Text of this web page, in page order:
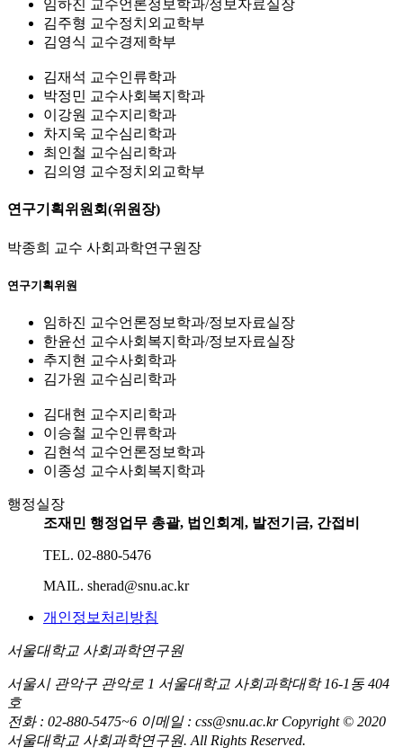
임하진 교수언론정보학과/정보자료실장
김주형 교수정치외교학부
김영식 교수경제학부
김재석 교수인류학과
박정민 교수사회복지학과
이강원 교수지리학과
차지욱 교수심리학과
최인철 교수심리학과
김의영 교수정치외교학부
연구기획위원회(위원장)
박종희 교수 사회과학연구원장
연구기획위원
임하진 교수언론정보학과/정보자료실장
한윤선 교수사회복지학과/정보자료실장
추지현 교수사회학과
김가원 교수심리학과
김대현 교수지리학과
이승철 교수인류학과
김현석 교수언론정보학과
이종성 교수사회복지학과
행정실장
조재민 행정업무 총괄, 법인회계, 발전기금, 간접비
TEL. 02-880-5476
MAIL. sherad@snu.ac.kr
개인정보처리방침
서울대학교 사회과학연구원
서울시 관악구 관악로 1 서울대학교 사회과학대학 16-1동 404
호
전화 : 02-880-5475~6 이메일 : css@snu.ac.kr Copyright © 2020
서울대학교 사회과학연구원. All Rights Reserved.